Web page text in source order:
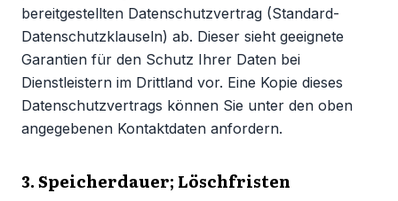
bereitgestellten Datenschutzvertrag (Standard-
Datenschutzklauseln) ab. Dieser sieht geeignete
Garantien für den Schutz Ihrer Daten bei
Dienstleistern im Drittland vor. Eine Kopie dieses
Datenschutzvertrags können Sie unter den oben
angegebenen Kontaktdaten anfordern.
3. Speicherdauer; Löschfristen